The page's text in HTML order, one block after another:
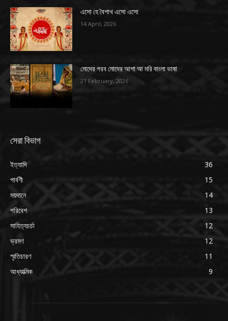
এসো হে বৈশাখ এসো এসো
14 April, 2026
মোদের গরব মোদের আশা আ মরি বাংলা ভাষা
21 February, 2026
সেরা বিভাগ
ইত্যাদি
36
পার্বণী
15
ময়দানে
14
পরিবেশ
13
সাহিত্যচর্চা
12
ভ্রমণ
12
স্মৃতিচারণ
11
আধ্যাত্মিক
9